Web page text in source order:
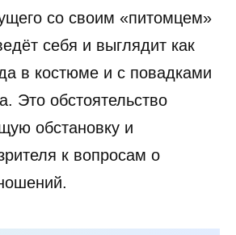
со своим «питомцем»
себя и выглядит как
в костюме и с повадками
Это обстоятельство
обстановку и
к вопросам о